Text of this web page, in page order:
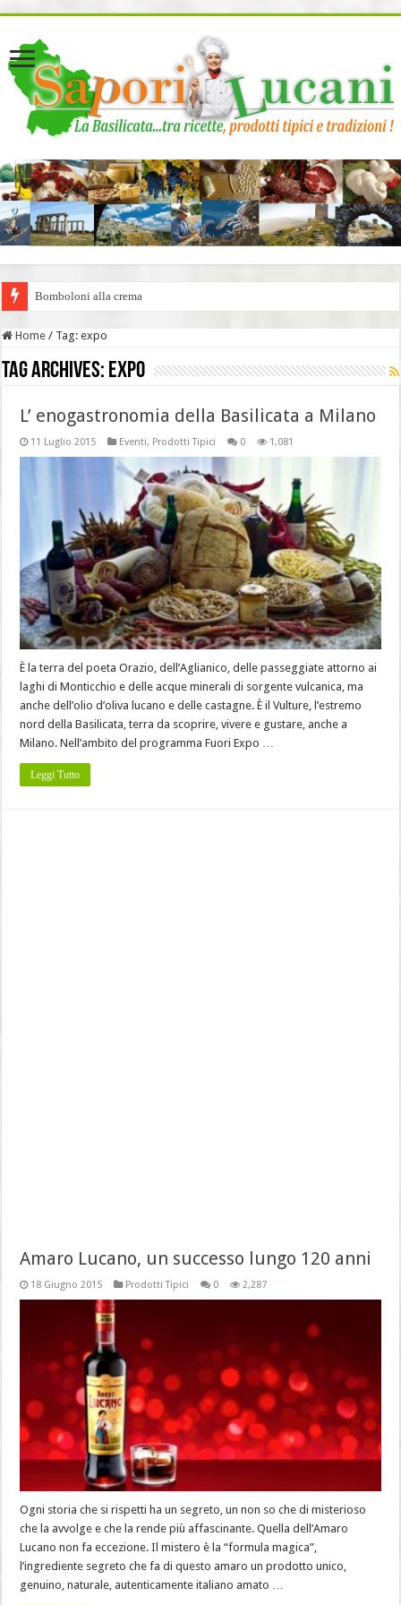
Bomboloni alla crema
Home / Tag:expo
Tag Archives: expo
L’ enogastronomia della Basilicata a Milano
11 Luglio 2015 Eventi, Prodotti Tipici 0 1,081
È la terra del poeta Orazio, dell’Aglianico, delle passeggiate attorno ai
laghi di Monticchio e delle acque minerali di sorgente vulcanica, ma
anche dell’olio d’oliva lucano e delle castagne. È il Vulture, l’estremo
nord della Basilicata, terra da scoprire, vivere e gustare, anche a
Milano. Nell’ambito del programma Fuori Expo …
Leggi Tutto
Amaro Lucano, un successo lungo 120 anni
18 Giugno 2015 Prodotti Tipici 0 2,287
Ogni storia che si rispetti ha un segreto, un non so che di misterioso
che la avvolge e che la rende più affascinante. Quella dell’Amaro
Lucano non fa eccezione. Il mistero è la “formula magica”,
l’ingrediente segreto che fa di questo amaro un prodotto unico,
genuino, naturale, autenticamente italiano amato …